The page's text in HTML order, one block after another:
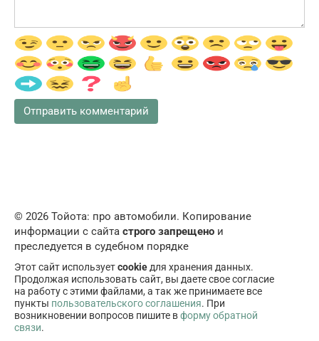
© 2026 Тойота: про автомобили. Копирование
информации с сайта строго запрещено и
преследуется в судебном порядке
Этот сайт используетcookie для хранения данных.
Продолжая использовать сайт, вы даете свое согласие
на работу с этими файлами, а так же принимаете все
пункты пользовательского соглашения. При
возникновении вопросов пишите вформу обратной
связи.